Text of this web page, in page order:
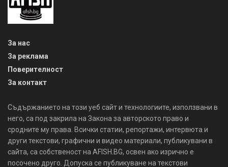
За нас
За реклама
Поверителност
За контакт
Съдържанието на този уеб сайт и технологиите, използвани в
него, са под закрила на Закона за авторското право и
сродните му права. Всички статии, репортажи, интервюта и
други текстови, графични и видео материали, публикувани в
сайта, са собственост на AFISH.BG, освен ако изрично е
посочено друго. Допуска се публикуване на текстови